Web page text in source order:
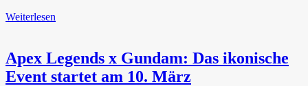
Weiterlesen
Apex Legends x Gundam: Das ikonische
Event startet am 10. März